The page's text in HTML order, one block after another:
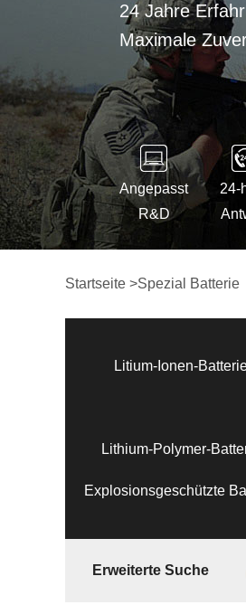
24 Jahre
Maximale
Angepasst
R&D
24-
Startseite >Spezial Batterie
Litium-Ionen-
Lithium-Polymer-
Explosionsgeschützte
Erweiterte Suche